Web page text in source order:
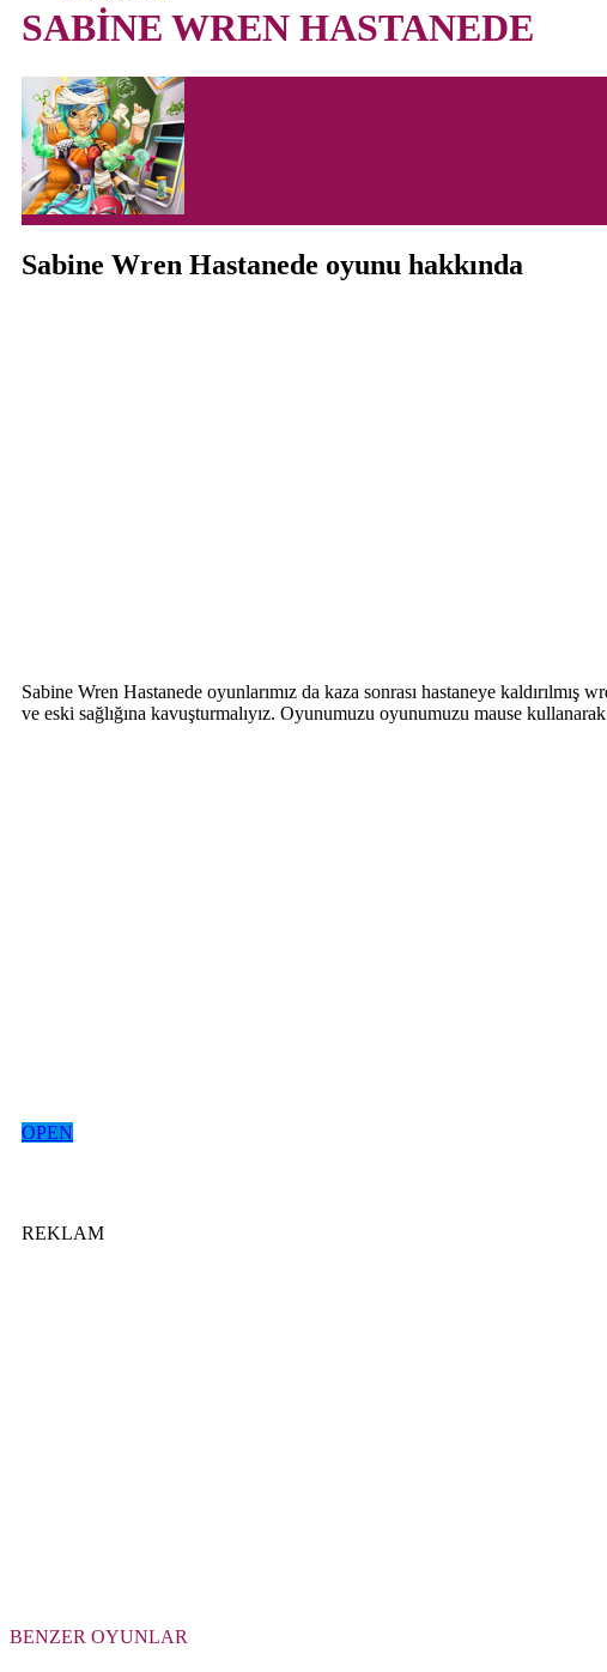
SABİNE WREN HASTANEDE
Sabine Wren Hastanede oyunu hakkında
Sabine Wren Hastanede oyunlarımız da kaza sonrası hastaneye
ve eski sağlığına kavuşturmalıyız. Oyunumuzu oyunumuzu mause
OPEN
REKLAM
BENZER OYUNLAR